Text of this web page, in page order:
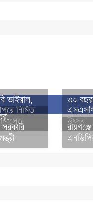
ভাইরাল,
নির্মিত
সেতু
৩০ বছর
উৎসব
সরকারি